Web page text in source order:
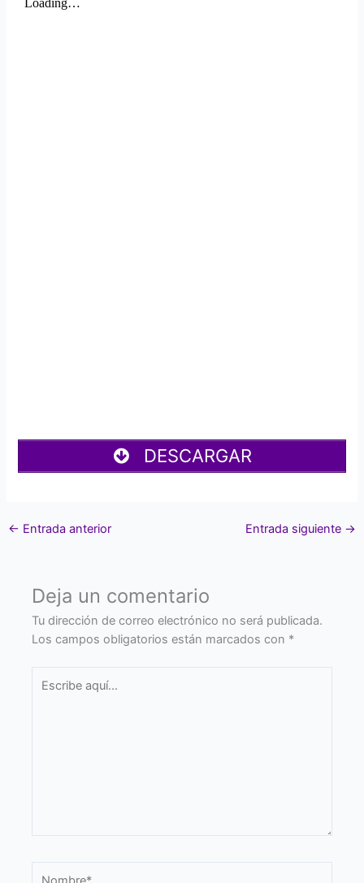
DESCARGAR
← Entrada anterior Entrada siguiente →
Deja un comentario
Tu dirección de correo electrónico no será publicada.
Los campos obligatorios están marcados con *
aquí...